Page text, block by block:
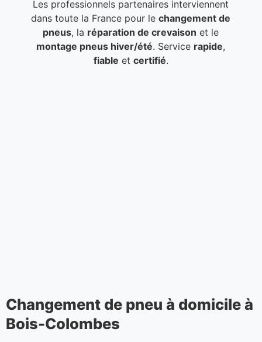
Les professionnels partenaires interviennent
dans toute la France pour lechangement de
pneus, la réparation de crevaison et le
montage pneus hiver/été. Service rapide,
fiable et certifié.
Changement de pneu à domicile à
Bois-Colombes